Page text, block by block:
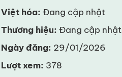
Việt hóa: Đang cập nhật
Thương hiệu: Đang cập nhật
Ngày đăng: 29/01/2026
Lượt xem: 378